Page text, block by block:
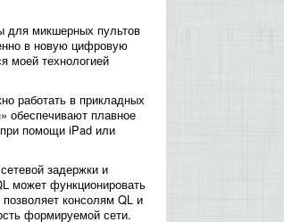
для микшерных пультов
в новую цифровую
моей технологией
работать в прикладных
обеспечивают плавное
помощи iPad или
задержки и
может функционировать
консолям QL и
формируемой сети.